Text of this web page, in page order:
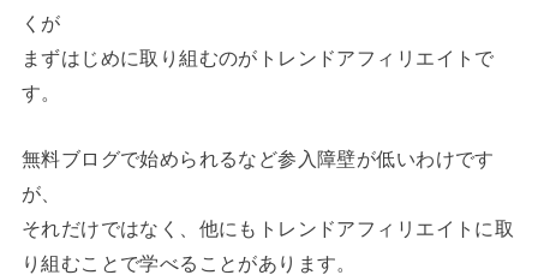
くが
まずはじめに取り組むのがトレンドアフィリエイトで
す。
無料ブログで始められるなど参入障壁が低いわけです
が、
それだけではなく、他にもトレンドアフィリエイトに取
り組むことで学べることがあります。